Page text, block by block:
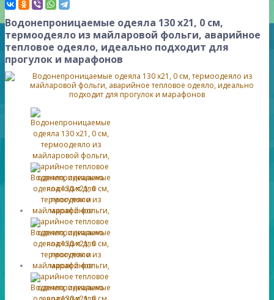
Водонепроницаемые одеяла 130 х21, 0 см,
термоодеяло из майларовой фольги, аварийное
тепловое одеяло, идеально подходит для
прогулок и марафонов